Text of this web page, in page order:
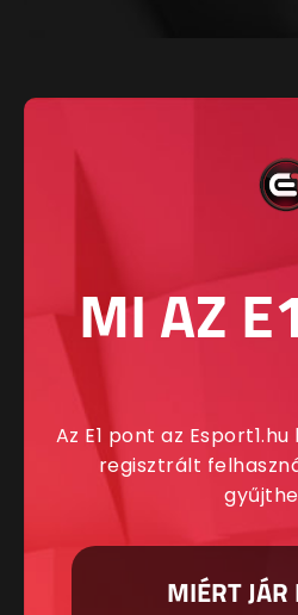
MI AZ
Az E1 pont az
regisztrált
MIÉRT JÁR